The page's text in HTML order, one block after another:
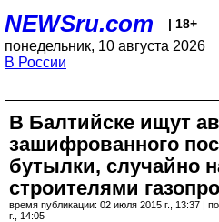
NEWSru.com | 18+
понедельник, 10 августа 2026
В России
В Балтийске ищут
зашифрованного
бутылки, случайно
строителями
время публикации: 02 июля 2015 г., 13:37 |
г., 14:05